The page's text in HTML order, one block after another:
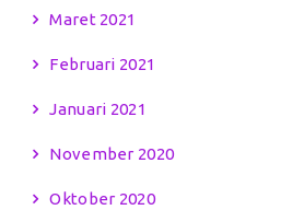
Maret 2021
Februari 2021
Januari 2021
November 2020
Oktober 2020